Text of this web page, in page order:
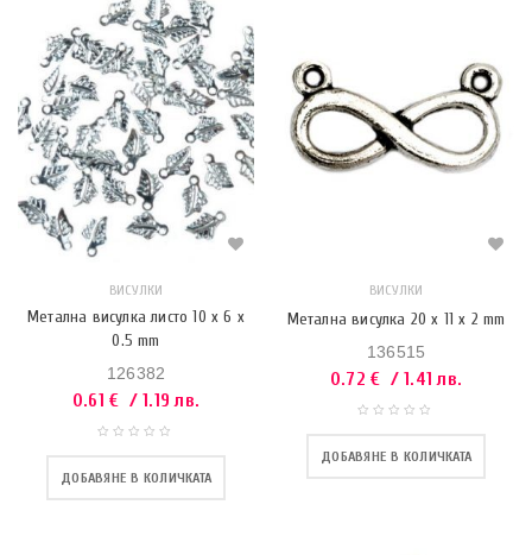
ВИСУЛКИ
Метална висулка листо 10 x 6 x
0.5 mm
126382
0.61€ / 1.19 лв.
ДОБАВЯНЕ В КОЛИЧКАТА
ВИСУЛКИ
Метална висулка 20 x 11 x 2 mm
136515
0.72€ / 1.41 лв.
ДОБАВЯНЕ В КОЛИЧКАТА